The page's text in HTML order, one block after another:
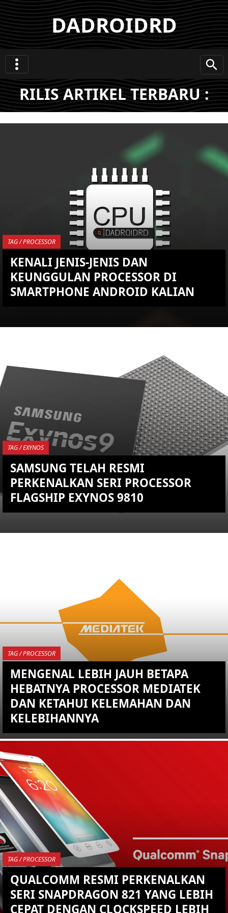
DADROIDRD
RILIS ARTIKEL TERBARU :
TAG / PROCESSOR
KENALI JENIS-JENIS DAN
KEUNGGULAN PROCESSOR DI
SMARTPHONE ANDROID KALIAN
YOU ARE VIEWING MOST
RECENT POST
TAG / EXYNOS
SAMSUNG TELAH RESMI
PERKENALKAN SERI PROCESSOR
FLAGSHIP EXYNOS 9810
YOU ARE VIEWING MOST
RECENT POST
TAG / PROCESSOR
MENGENAL LEBIH JAUH BETAPA
HEBATNYA PROCESSOR MEDIATEK
DAN KETAHUI KELEMAHAN DAN
KELEBIHANNYA
RECENT POST
TAG / PROCESSOR
QUALCOMM RESMI PERKENALKAN
SERI SNAPDRAGON 821 YANG LEBIH
CEPAT DENGAN CLOCKSPEED LEBIH